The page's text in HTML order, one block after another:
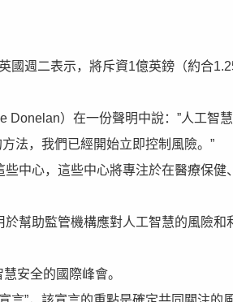
國週二表示，將斥資1億英鎊（約合
Donelan）在一份聲明中說：”人工智
法，我們已經開始立即控制風險。”
中心，這些中心將專注於在醫療保
幫助監管機構應對人工智慧的風險和
安全的國際峰會。